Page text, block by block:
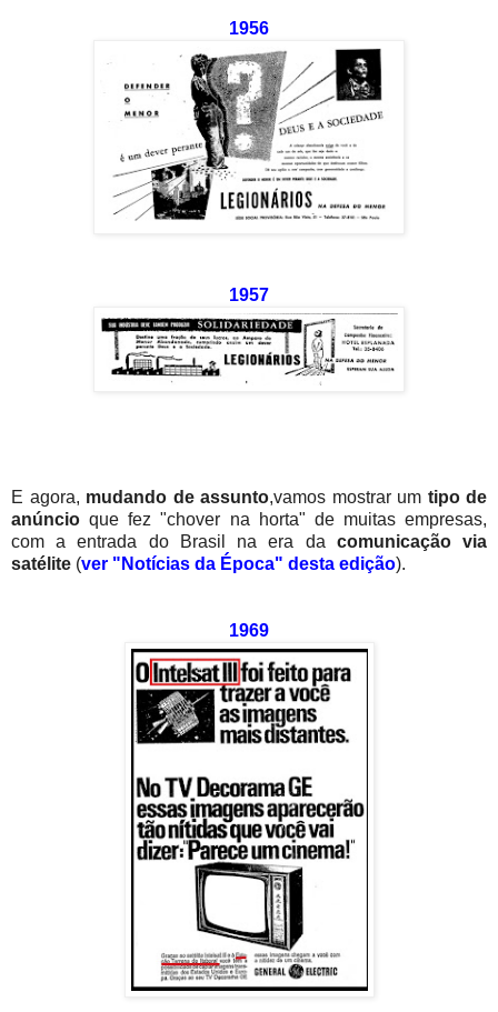
1956
1957
E agora, mudando de assunto,vamos mostrar um tipo de
anúncio que fez "chover na horta" de muitas empresas,
com a entrada do Brasil na era da comunicação via
satélite (ver "Notícias da Época" desta edição).
1969